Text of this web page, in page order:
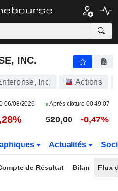
INC.
Inc. Actions
06/08/2026 Après clôture 00:49:07
520,00 -0,47%
Actualités
de Résultat Bilan Flux